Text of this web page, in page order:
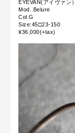
EYEVAN(アイヴァン）
Mod. Belure
Col.G
Size:45□23-150
¥36,000(+tax)